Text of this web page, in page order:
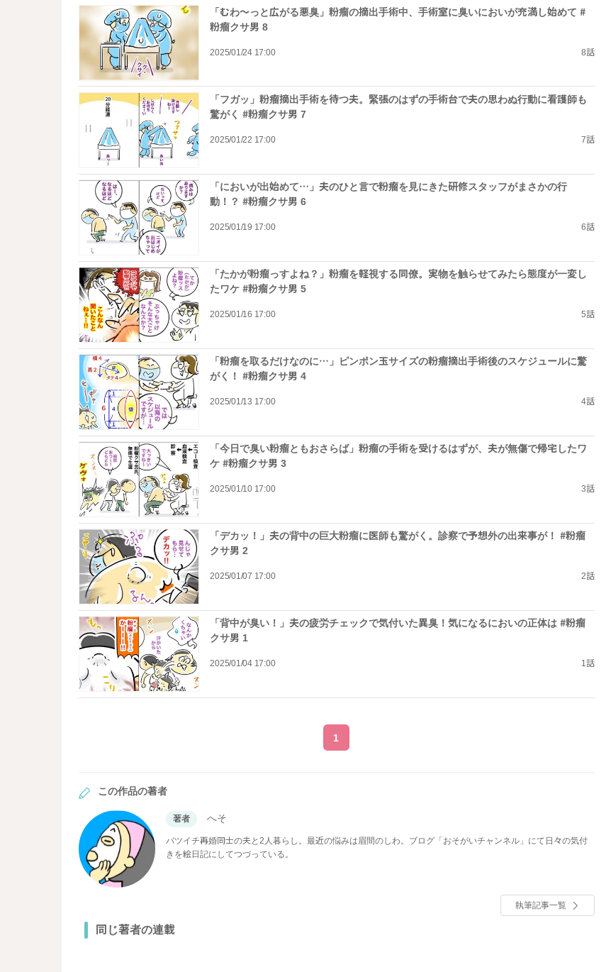
「むわ～っと広がる悪臭」粉瘤の摘出手術中、手術室に臭いにおいが充満し始めて #
粉瘤クサ男 8
2025/01/24 17:00 8話
「フガッ」粉瘤摘出手術を待つ夫。緊張のはずの手術台で夫の思わぬ行動に看護師も
驚がく #粉瘤クサ男 7
2025/01/22 17:00 7話
「においが出始めて…」夫のひと言で粉瘤を見にきた研修スタッフがまさかの行
動！？ #粉瘤クサ男 6
2025/01/19 17:00 6話
「たかが粉瘤っすよね？」粉瘤を軽視する同僚。実物を触らせてみたら態度が一変し
たワケ #粉瘤クサ男 5
2025/01/16 17:00 5話
「粉瘤を取るだけなのに…」ピンポン玉サイズの粉瘤摘出手術後のスケジュールに驚
がく！ #粉瘤クサ男 4
2025/01/13 17:00 4話
「今日で臭い粉瘤ともおさらば」粉瘤の手術を受けるはずが、夫が無傷で帰宅したワ
ケ #粉瘤クサ男 3
2025/01/10 17:00 3話
「デカッ！」夫の背中の巨大粉瘤に医師も驚がく。診察で予想外の出来事が！ #粉瘤
クサ男 2
2025/01/07 17:00 2話
「背中が臭い！」夫の疲労チェックで気付いた異臭！気になるにおいの正体は #粉瘤
クサ男 1
2025/01/04 17:00 1話
1
この作品の著者
著者 へそ
バツイチ再婚同士の夫と2人暮らし。最近の悩みは眉間のしわ。ブログ「おそがいチャンネル」にて日々の気付
きを絵日記にしてつづっている。
執筆記事一覧
同じ著者の連載